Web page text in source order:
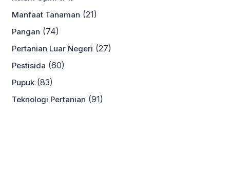
Manfaat Tanaman (21)
Pangan (74)
Pertanian Luar Negeri (27)
Pestisida (60)
Pupuk (83)
Teknologi Pertanian (91)